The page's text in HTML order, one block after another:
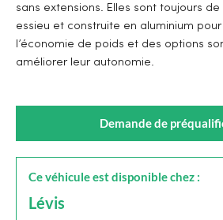
sans extensions. Elles sont toujours
essieu et construite en aluminium
l’économie de poids et des options
améliorer leur autonomie.
Demande de
Ce véhicule est disponible chez :
Lévis